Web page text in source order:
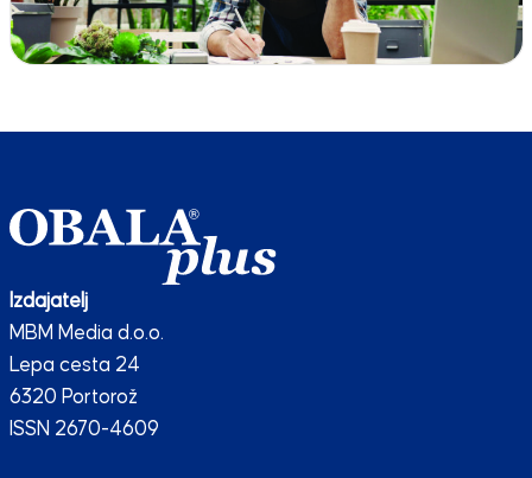
Izdajatelj
MBM Media d.o.o.
Lepa cesta 24
6320 Portorož
ISSN 2670-4609